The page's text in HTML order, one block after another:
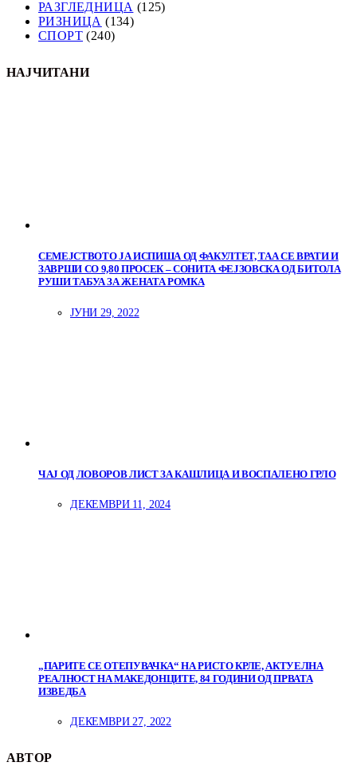
РАЗГЛЕДНИЦА (125)
РИЗНИЦА (134)
СПОРТ (240)
НАЈЧИТАНИ
СЕМЕЈСТВОТО ЈА ИСПИША ОД ФАКУЛТЕТ, ТАА СЕ ВРАТИ И
ЗАВРШИ СО 9,80 ПРОСЕК – СОНИТА ФЕЈЗОВСКА ОД БИТОЛА
РУШИ ТАБУА ЗА ЖЕНАТА РОМКА
ЈУНИ 29, 2022
ЧАЈ ОД ЛОВОРОВ ЛИСТ ЗА КАШЛИЦА И ВОСПАЛЕНО ГРЛО
ДЕКЕМВРИ 11, 2024
„ПАРИТЕ СЕ ОТЕПУВАЧКА“ НА РИСТО КРЛЕ, АКТУЕЛНА
РЕАЛНОСТ НА МАКЕДОНЦИТЕ, 84 ГОДИНИ ОД ПРВАТА
ИЗВЕДБА
ДЕКЕМВРИ 27, 2022
АВТОР